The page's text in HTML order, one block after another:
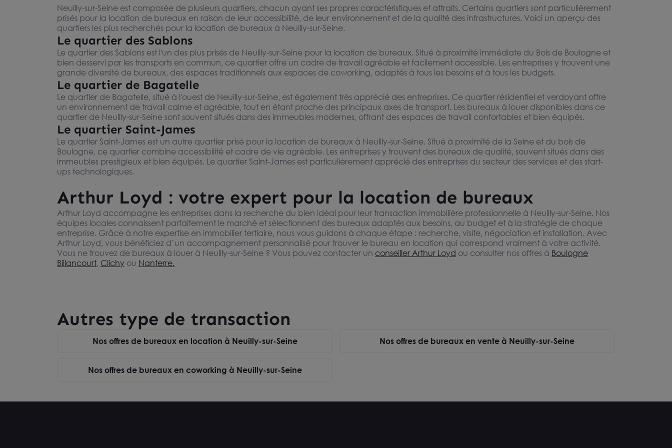
Neuilly-sur-Seine est composée de plusieurs quartiers, chacun ayant ses propres caractéristiques et attraits. Certains quartiers sont particulièrement
prisés pour la location de bureaux en raison de leur accessibilité, de leur environnement et de la qualité des infrastructures. Voici un aperçu des
quartiers les plus recherchés pour la location de bureaux à Neuilly-sur-Seine.
Le quartier des Sablons
Le quartier des Sablons est l'un des plus prisés de Neuilly-sur-Seine pour la location de bureaux. Situé à proximité immédiate du Bois de Boulogne et
bien desservi par les transports en commun, ce quartier offre un cadre de travail agréable et facilement accessible. Les entreprises y trouvent une
grande diversité de bureaux, des espaces traditionnels aux espaces de coworking, adaptés à tous les besoins et à tous les budgets.
Le quartier de Bagatelle
Le quartier de Bagatelle, situé à l'ouest de Neuilly-sur-Seine, est également très apprécié des entreprises. Ce quartier résidentiel et verdoyant offre
un environnement de travail calme et agréable, tout en étant proche des principaux axes de transport. Les bureaux à louer disponibles dans ce
quartier de Neuilly-sur-Seine sont souvent situés dans des immeubles modernes, offrant des espaces de travail confortables et bien équipés.
Le quartier Saint-James
Le quartier Saint-James est un autre quartier prisé pour la location de bureaux à Neuilly-sur-Seine. Situé à proximité de la Seine et du bois de
Boulogne, ce quartier combine accessibilité et cadre de vie agréable. Les entreprises y trouvent des bureaux de qualité, souvent situés dans des
immeubles prestigieux et bien équipés. Le quartier Saint-James est particulièrement apprécié des entreprises du secteur des services et des start-
ups technologiques.
Arthur Loyd : votre expert pour la location de bureaux
Arthur Loyd accompagne les entreprises dans la recherche du bien idéal pour leur transaction immobilière professionnelle à Neuilly-sur-Seine. Nos
équipes locales connaissent parfaitement le marché et sélectionnent des bureaux adaptés aux besoins, au budget et à la stratégie de chaque
entreprise. Grâce à notre expertise en immobilier tertiaire, nous vous guidons à chaque étape : recherche, visite, négociation et installation. Avec
Arthur Loyd, vous bénéficiez d’un accompagnement personnalisé pour trouver le bureau en location qui correspond vraiment à votre activité.
Vous ne trouvez de bureaux à louer à Neuilly-sur-Seine ? Vous pouvez contacter un conseiller Arthur Loyd ou consulter nos offres à Boulogne
Billancourt, Clichy ou Nanterre.
Autres type de transaction
Nos offres de bureaux en location à Neuilly-sur-Seine Nos offres de bureaux en vente à Neuilly-sur-Seine
Nos offres de bureaux en coworking à Neuilly-sur-Seine